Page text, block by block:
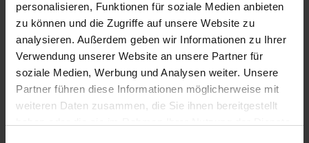
personalisieren, Funktionen für soziale Medien anbieten
zu können und die Zugriffe auf unsere Website zu
analysieren. Außerdem geben wir Informationen zu Ihrer
Verwendung unserer Website an unsere Partner für
soziale Medien, Werbung und Analysen weiter. Unsere
Partner führen diese Informationen möglicherweise mit
weiteren Daten zusammen, die Sie ihnen bereitgestellt
Ausdrucksstarke Bildsprache als
Schlüsselelement
Sobald ein Fahrzeug vom Band rollt, wird es auch
schon ausgeliefert.Dem Saugbagger-Hersteller
bleibt keine Zeit für professionell inszenierte